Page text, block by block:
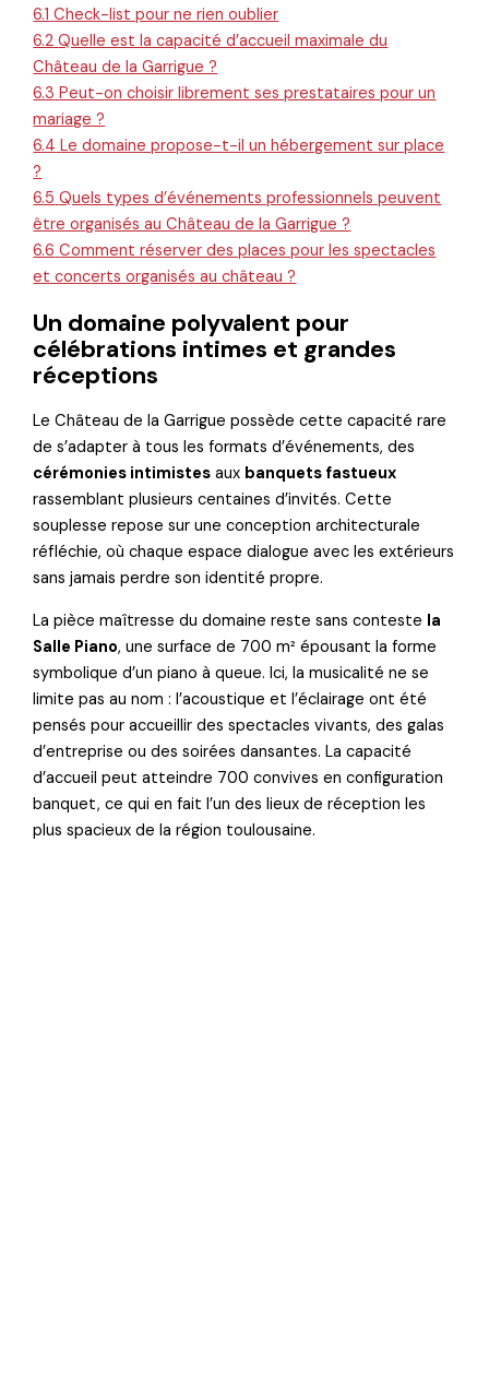
6.1 Check-list pour ne rien oublier
6.2 Quelle est la capacité d’accueil maximale du
Château de la Garrigue ?
6.3 Peut-on choisir librement ses prestataires pour un
mariage ?
6.4 Le domaine propose-t-il un hébergement sur place
?
6.5 Quels types d’événements professionnels peuvent
être organisés au Château de la Garrigue ?
6.6 Comment réserver des places pour les spectacles
et concerts organisés au château ?
Un domaine polyvalent pour
célébrations intimes et grandes
réceptions
Le Château de la Garrigue possède cette capacité rare
de s’adapter à tous les formats d’événements, des
cérémonies intimistes aux banquets fastueux
rassemblant plusieurs centaines d’invités. Cette
souplesse repose sur une conception architecturale
réfléchie, où chaque espace dialogue avec les extérieurs
sans jamais perdre son identité propre.
La pièce maîtresse du domaine reste sans conteste la
Salle Piano, une surface de 700 m² épousant la forme
symbolique d’un piano à queue. Ici, la musicalité ne se
limite pas au nom : l’acoustique et l’éclairage ont été
pensés pour accueillir des spectacles vivants, des galas
d’entreprise ou des soirées dansantes. La capacité
d’accueil peut atteindre 700 convives en configuration
banquet, ce qui en fait l’un des lieux de réception les
plus spacieux de la région toulousaine.